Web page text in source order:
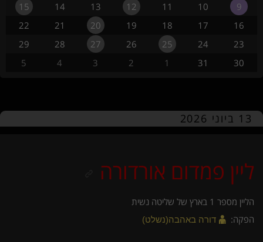
9
10
11
12
13
14
15
16
17
18
19
20
21
22
23
24
25
26
27
28
29
30
31
1
2
3
4
5
13 ביוני 2026
ליין פמדום אורדורה
הליין מספר 1 בארץ של שליטה נשית
הפקה:
דורה באהבה​(נשלט)